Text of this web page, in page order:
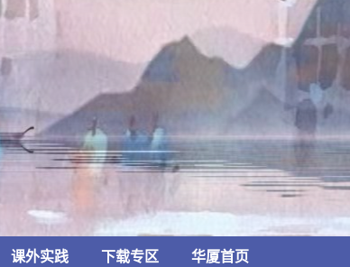
课外实践 下载专区 华厦首页